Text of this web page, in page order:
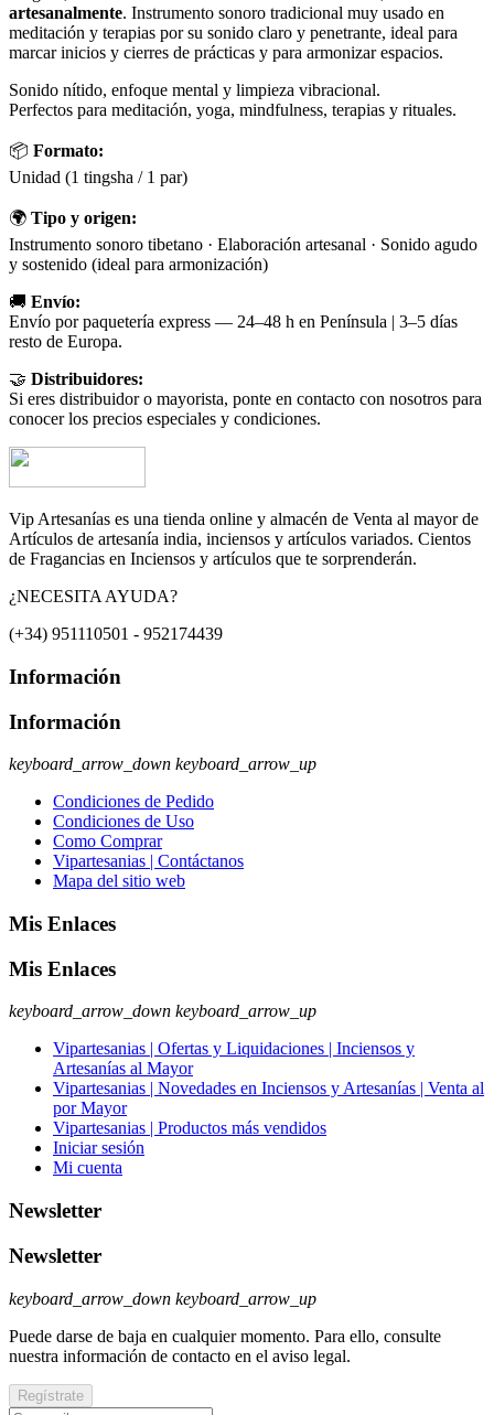
artesanalmente. Instrumento sonoro tradicional muy usado en
meditación y terapias por su sonido claro y penetrante, ideal para
marcar inicios y cierres de prácticas y para armonizar espacios.
Sonido nítido, enfoque mental y limpieza vibracional.
Perfectos para meditación, yoga, mindfulness, terapias y rituales.
📦 Formato:
Unidad (1 tingsha / 1 par)
🌍 Tipo y origen:
Instrumento sonoro tibetano · Elaboración artesanal · Sonido agudo
y sostenido (ideal para armonización)
🚚 Envío:
Envío por paquetería express — 24–48 h en Península | 3–5 días
resto de Europa.
🤝 Distribuidores:
Si eres distribuidor o mayorista, ponte en contacto con nosotros para
conocer los precios especiales y condiciones.
Vip Artesanías es una tienda online y almacén de Venta al mayor de
Artículos de artesanía india, inciensos y artículos variados. Cientos
de Fragancias en Inciensos y artículos que te sorprenderán.
¿NECESITA AYUDA?
(+34) 951110501 - 952174439
Información
Información
keyboard_arrow_down keyboard_arrow_up
Condiciones de Pedido
Condiciones de Uso
Como Comprar
Vipartesanias | Contáctanos
Mapa del sitio web
Mis Enlaces
Mis Enlaces
keyboard_arrow_down keyboard_arrow_up
Vipartesanias | Ofertas y Liquidaciones | Inciensos y
Artesanías al Mayor
Vipartesanias | Novedades en Inciensos y Artesanías | Venta al
por Mayor
Vipartesanias | Productos más vendidos
Iniciar sesión
Mi cuenta
Newsletter
Newsletter
keyboard_arrow_down keyboard_arrow_up
Puede darse de baja en cualquier momento. Para ello, consulte
nuestra información de contacto en el aviso legal.